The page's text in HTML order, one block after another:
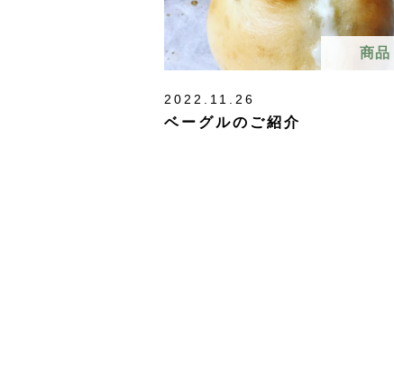
商品
2022.11.26
ベーグルのご紹介